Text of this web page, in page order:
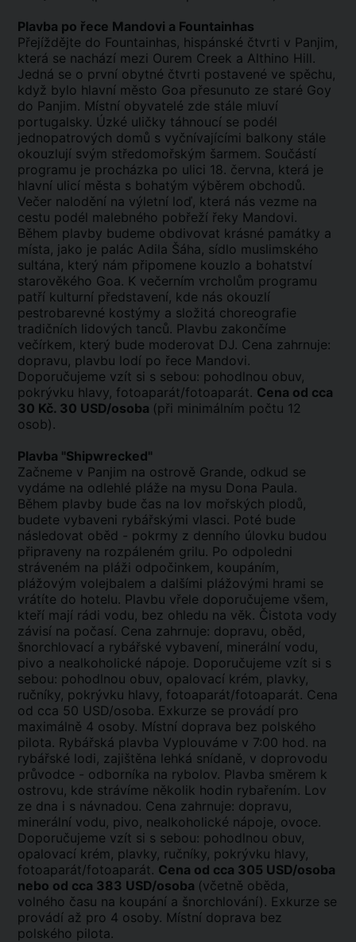
Plavba po řece Mandovi a Fountainhas
Přejíždějte do Fountainhas, hispánské čtvrti v Panjim,
která se nachází mezi Ourem Creek a Althino Hill.
Jedná se o první obytné čtvrti postavené ve spěchu,
když bylo hlavní město Goa přesunuto ze staré Goy
do Panjim. Místní obyvatelé zde stále mluví
portugalsky. Úzké uličky táhnoucí se podél
jednopatrových domů s vyčnívajícími balkony stále
okouzlují svým středomořským šarmem. Součástí
programu je procházka po ulici 18. června, která je
hlavní ulicí města s bohatým výběrem obchodů.
Večer nalodění na výletní loď, která nás vezme na
cestu podél malebného pobřeží řeky Mandovi.
Během plavby budeme obdivovat krásné památky a
místa, jako je palác Adila Šáha, sídlo muslimského
sultána, který nám připomene kouzlo a bohatství
starověkého Goa. K večerním vrcholům programu
patří kulturní představení, kde nás okouzlí
pestrobarevné kostýmy a složitá choreografie
tradičních lidových tanců. Plavbu zakončíme
večírkem, který bude moderovat DJ. Cena zahrnuje:
dopravu, plavbu lodí po řece Mandovi.
Doporučujeme vzít si s sebou: pohodlnou obuv,
pokrývku hlavy, fotoaparát/fotoaparát. Cena od cca
30 Kč. 30 USD/osoba (při minimálním počtu 12
osob).
Plavba "Shipwrecked"
Začneme v Panjim na ostrově Grande, odkud se
vydáme na odlehlé pláže na mysu Dona Paula.
Během plavby bude čas na lov mořských plodů,
budete vybaveni rybářskými vlasci. Poté bude
následovat oběd - pokrmy z denního úlovku budou
připraveny na rozpáleném grilu. Po odpoledni
stráveném na pláži odpočinkem, koupáním,
plážovým volejbalem a dalšími plážovými hrami se
vrátíte do hotelu. Plavbu vřele doporučujeme všem,
kteří mají rádi vodu, bez ohledu na věk. Čistota vody
závisí na počasí. Cena zahrnuje: dopravu, oběd,
šnorchlovací a rybářské vybavení, minerální vodu,
pivo a nealkoholické nápoje. Doporučujeme vzít si s
sebou: pohodlnou obuv, opalovací krém, plavky,
ručníky, pokrývku hlavy, fotoaparát/fotoaparát. Cena
od cca 50 USD/osoba. Exkurze se provádí pro
maximálně 4 osoby. Místní doprava bez polského
pilota. Rybářská plavba Vyplouváme v 7:00 hod. na
rybářské lodi, zajištěna lehká snídaně, v doprovodu
průvodce - odborníka na rybolov. Plavba směrem k
ostrovu, kde strávíme několik hodin rybařením. Lov
ze dna i s návnadou. Cena zahrnuje: dopravu,
minerální vodu, pivo, nealkoholické nápoje, ovoce.
Doporučujeme vzít si s sebou: pohodlnou obuv,
opalovací krém, plavky, ručníky, pokrývku hlavy,
fotoaparát/fotoaparát. Cena od cca 305 USD/osoba
nebo od cca 383 USD/osoba (včetně oběda,
volného času na koupání a šnorchlování). Exkurze se
provádí až pro 4 osoby. Místní doprava bez
polského pilota.